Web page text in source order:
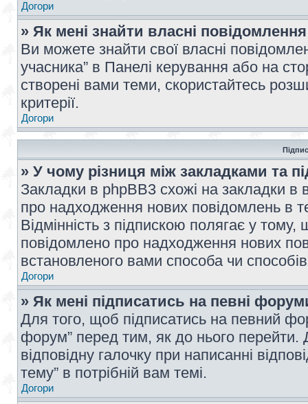
Догори
» Як мені знайти власні
Ви можете знайти свої власні
учасника” в Панелі керування або на
створені вами теми, скористайтесь
критерії.
Догори
» У чому різниця між закладками та
Закладки в phpBB3 схожі на закладки
про надходження нових повідомлень в
Відмінність з підпискою полягає у
повідомлено про надходження нових
встановленого вами способа чи
Догори
» Як мені підписатись на певні
Для того, щоб підписатись на певний
форум” перед тим, як до нього перейти.
відповідну галочку при написанні
тему” в потрібній вам темі.
Догори